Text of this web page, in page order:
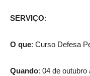
SERVIÇO:
O que: Curso Defesa
Quando: 04 de